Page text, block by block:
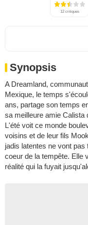
12 critiques
Synopsis
A Dreamland,
Mexique, le temps
ans, partage son temps
sa meilleure amie Calista
L'été voit ce monde
voisins et de leur fils
jadis latentes ne vont
coeur de la tempête. Elle
réalité qui la fuyait